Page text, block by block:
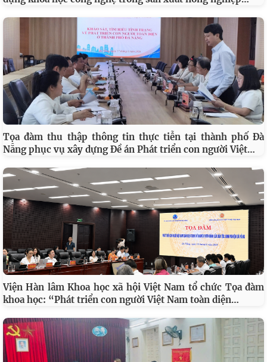
Tọa đàm thu thập thông tin thực tiễn tại thành phố Đà
Nẵng phục vụ xây dựng Đề án Phát triển con người Việt…
Viện Hàn lâm Khoa học xã hội Việt Nam tổ chức Tọa đàm
khoa học: “Phát triển con người Việt Nam toàn diện…